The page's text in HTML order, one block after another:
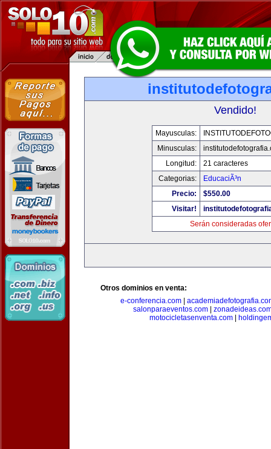
Vendido!
Mayusculas:
Minusculas:
Longitud:
21 caracteres
Categorias:
EducaciÃ³n
Precio:
$550.00
Visitar!
Serán consideradas
Otros dominios en venta:
e-conferencia.com
salonparaeventos.com
motocicletasenventa.com|